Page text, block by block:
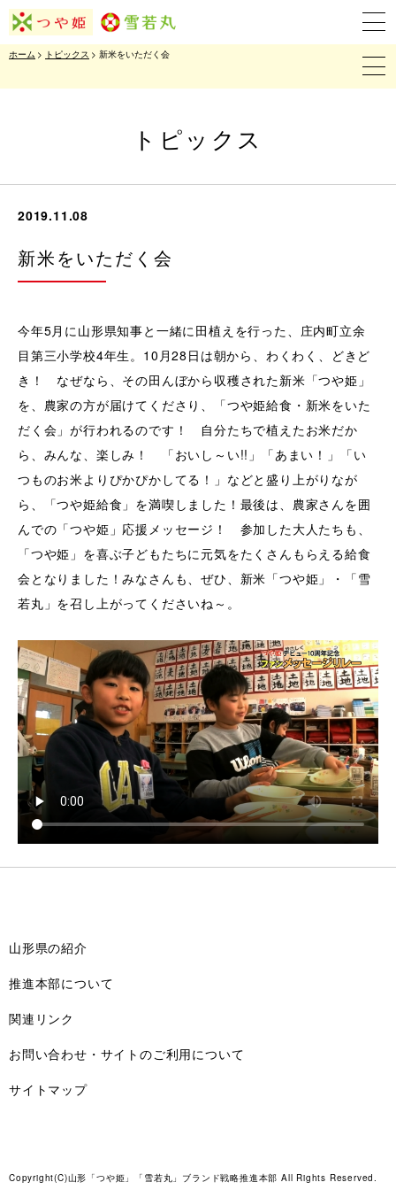
ホーム > トピックス > 新米をいただく会
トピックス
2019.11.08
新米をいただく会
今年5月に山形県知事と一緒に田植えを行った、庄内町立余
目第三小学校4年生。10月28日は朝から、わくわく、どきど
き！ なぜなら、その田んぼから収穫された新米「つや姫」
を、農家の方が届けてくださり、「つや姫給食・新米をいた
だく会」が行われるのです！ 自分たちで植えたお米だか
ら、みんな、楽しみ！ 「おいし～い!!」「あまい！」「い
つものお米よりぴかぴかしてる！」などと盛り上がりなが
ら、「つや姫給食」を満喫しました！最後は、農家さんを囲
んでの「つや姫」応援メッセージ！ 参加した大人たちも、
「つや姫」を喜ぶ子どもたちに元気をたくさんもらえる給食
会となりました！みなさんも、ぜひ、新米「つや姫」・「雪
若丸」を召し上がってくださいね～。
山形県の紹介
推進本部について
関連リンク
お問い合わせ・サイトのご利用について
サイトマップ
Copyright(C)山形「つや姫」「雪若丸」ブランド戦略推進本部 All Rights Reserved.